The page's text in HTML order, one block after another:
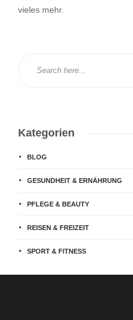
vieles mehr.
Kategorien
BLOG
GESUNDHEIT & ERNÄHRUNG
PFLEGE & BEAUTY
REISEN & FREIZEIT
SPORT & FITNESS